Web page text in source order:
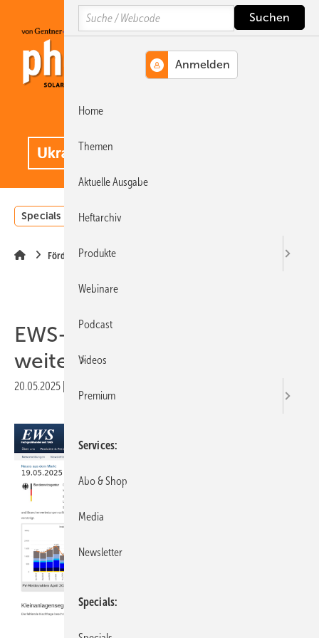
Hauptinhalt
Hauptmenü
SiteSearch
Specials Einstrahlungsatlas
Förderung
EWS-Analyse: Zubau
weiterhin im Negativtrend
20.05.2025
Search
Home
Themen
Aktuelle Ausgabe
Heftarchiv
Produkte
Webinare
Podcast
Videos
Premium
Services
Abo & Shop
Media
Newsletter
Specials